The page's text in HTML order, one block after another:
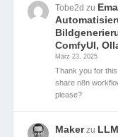
Tobe2d zu
ComfyUI,
März 23, 2025
Thank you for
share n8n
please?
Makerzu